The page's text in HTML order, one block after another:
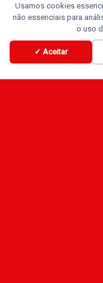
Usamos cookies
não essenciais para
o uso
✓ Aceitar